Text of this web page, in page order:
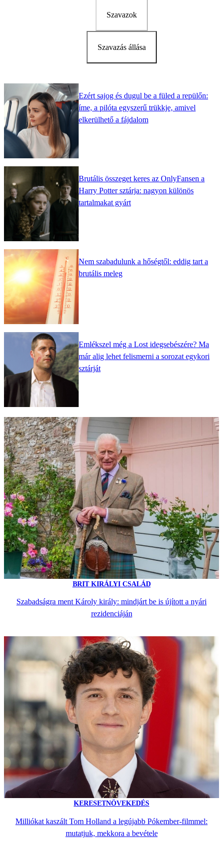
Szavazok
Szavazás állása
Ezért sajog és dugul be a füled a repülőn:
íme, a pilóta egyszerű trükkje, amivel
elkerülhető a fájdalom
Brutális összeget keres az OnlyFansen a
Harry Potter sztárja: nagyon különös
tartalmakat gyárt
Nem szabadulunk a hőségtől: eddig tart a
brutális meleg
Emlékszel még a Lost idegsebészére? Ma
már alig lehet felismerni a sorozat egykori
sztárját
BRIT KIRÁLYI CSALÁD
Szabadságra ment Károly király: mindjárt be is újított a nyári
rezidenciáján
KERESETNÖVEKEDÉS
Milliókat kaszált Tom Holland a legújabb Pókember-filmmel:
mutatjuk, mekkora a bevétele